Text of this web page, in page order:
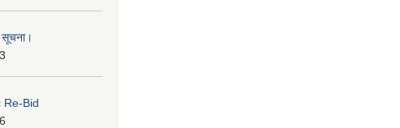
सूचना।
Re-Bid